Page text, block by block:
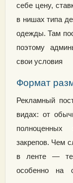
себе цену,
в нишах типа
одежды. Там
поэтому
свои условия
Формат
Рекламный
видах: от
полноценных
закрепов. Чем
в ленте —
особенно на